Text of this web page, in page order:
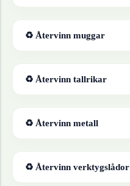
♻ Återvinn muggar
♻ Återvinn tallrikar
♻ Återvinn metall
♻ Återvinn verktygslådor